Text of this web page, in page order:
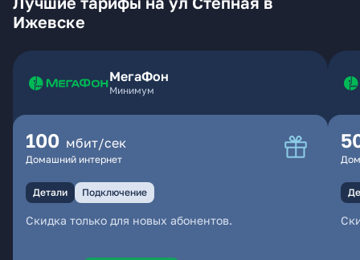
Ижевске
МегаФон
Минимум
100 мбит/сек
Домашний интернет
Детали Подключение
Скидка только для новых абонентов.